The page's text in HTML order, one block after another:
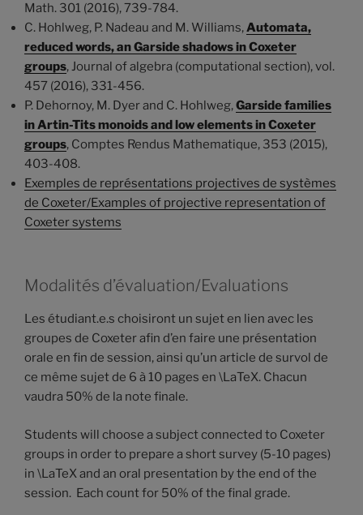
Math. 301 (2016), 739-784.
C. Hohlweg, P. Nadeau and M. Williams,Automata,
reduced words, an Garside shadows in Coxeter
groups, Journal of algebra (computational section), vol.
457 (2016), 331-456.
P. Dehornoy, M. Dyer and C. Hohlweg,Garside families
in Artin-Tits monoids and low elements in Coxeter
groups, Comptes Rendus Mathematique, 353 (2015),
403-408.
Exemples de représentations projectives de systèmes
de Coxeter/Examples of projective representation of
Coxeter systems
Modalités d’évaluation/Evaluations
Les étudiant.e.s choisiront un sujet en lien avec les
groupes de Coxeter afin d’en faire une présentation
orale en fin de session, ainsi qu’un article de survol de
ce même sujet de 6 à 10 pages en \LaTeX. Chacun
vaudra 50% de la note finale.
Students will choose a subject connected to Coxeter
groups in order to prepare a short survey (5-10 pages)
in \LaTeX and an oral presentation by the end of the
session. Each count for 50% of the final grade.